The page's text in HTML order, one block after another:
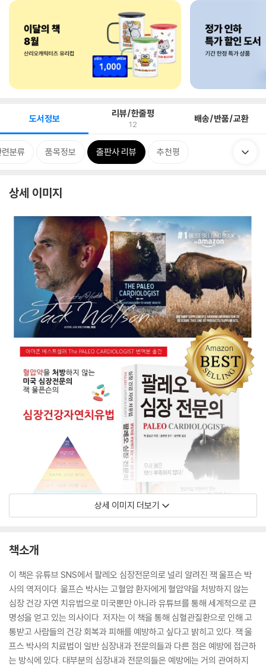
도서정보 리뷰/한줄평
12 배송/반품/교환
분류 품목정보 출판사 리뷰 추천평
상세 이미지
상세 이미지 더보기
책소개
이 책은 유튜브 SNS에서 팔레오 심장전문의로 널리 알려진 잭 울프슨 박
사의 역저이다. 울프슨 박사는 고혈압 환자에게 혈압약을 처방하지 않는
심장 건강 자연 치유법으로 미국뿐만 아니라 유튜브를 통해 세계적으로 큰
명성을 얻고 있는 의사이다. 저자는 이 책을 통해 심혈관질환으로 인해 고
통받고 사람들의 건강 회복과 피해를 예방하고 싶다고 밝히고 있다. 잭 울
프스 박사의 치료법이 일반 심장내과 전문의들과 다른 점은 예방에 접근하
는 방식에 있다. 대부분의 심장내과 전문의들은 예방에는 거의 관여하지